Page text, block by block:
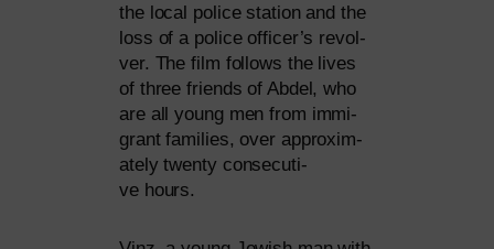
the local poli­ce sta­ti­on and the
loss of a poli­ce officer’s revol­
ver. The film fol­lows the lives
of three fri­ends of Abdel, who
are all young men from immi­
grant fami­lies, over appro­xi­m­
ate­ly twen­ty con­se­cu­ti­
ve hours.